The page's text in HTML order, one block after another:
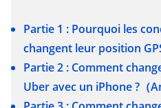
Partie 1 : Pourquoi les
changent leur position
Partie 2 : Comment
Uber avec un iPhone ?（